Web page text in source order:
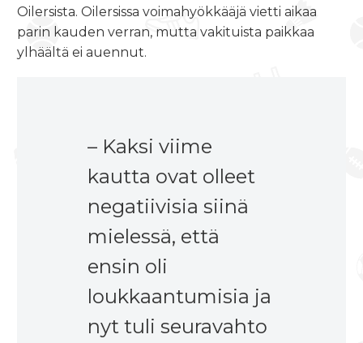
Oilersista. Oilersissa voimahyökkääjä vietti aikaa
parin kauden verran, mutta vakituista paikkaa
ylhäältä ei auennut.
– Kaksi viime
kautta ovat olleet
negatiivisia siinä
mielessä, että
ensin oli
loukkaantumisia ja
nyt tuli seuravahto